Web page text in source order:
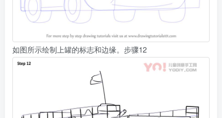
如图所示绘制上罐的标志和边缘。步骤12